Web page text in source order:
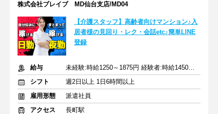
株式会社ブレイブ MD仙台支店/MD04
【介護スタッフ】高齢者向けマンション♪入
居者様の見回り・レク・会話etc♪簡単LINE
登録
給与
未経験:時給1250～1875円 経験者:時給1450～2175円+交通費全額
シフト
週2日以上 1日6時間以上
雇用形態
派遣社員
アクセス
長町駅